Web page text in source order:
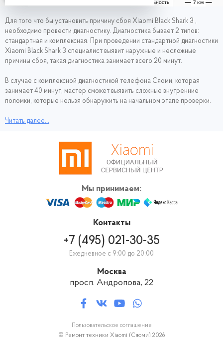
Для того что бы установить причину сбоя Xiaomi Black Shark 3 ,
необходимо провести диагностику. Диагностика бывает 2 типов:
стандартная и комплексная. При проведении стандартной диагностики
Xiaomi Black Shark 3 специалист выявит наружные и несложные
причины сбоя, такая диагностика занимает всего 20 минут.
В случае с комплексной диагностикой телефона Сяоми, которая
занимает 40 минут, мастер сможет выявить сложные внутренние
поломки, которые нельзя обнаружить на начальном этапе проверки.
Диагностика для наших клиентов совершенно бесплатная и проходит
3 к нам, специалист проводит диагностику, устанавливает причину
сбоя, и оглашает цену и вид ремонтных работ.
Читать далее...
Мы принимаем:
Контакты
+7 (495) 021-30-35
Ежедневное с 9:00 до 20:00
Москва
просп. Андропова, 22
Пользовательское соглашение
© Ремонт техники Xiaomi (Сяоми) 2026